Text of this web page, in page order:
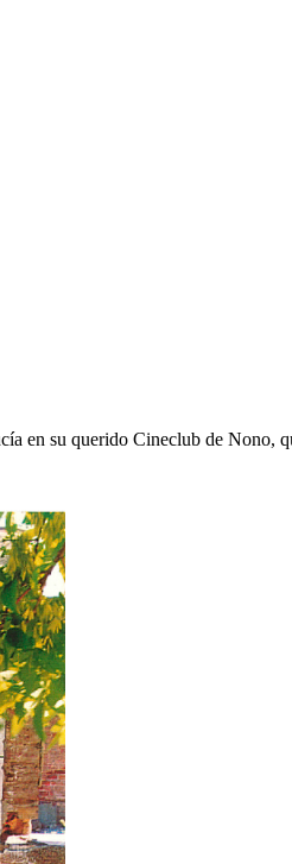
en su querido Cineclub de Nono,